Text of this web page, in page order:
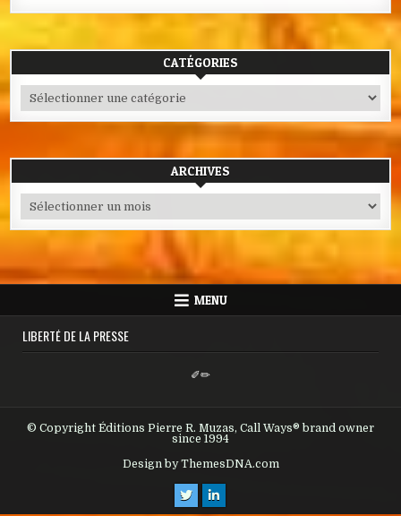
CATÉGORIES
Catégories
ARCHIVES
Archives
MENU
LIBERTÉ DE LA PRESSE
✐✏
© Copyright Éditions Pierre R. Muzas, Call Ways® brand owner
since 1994
Design by ThemesDNA.com